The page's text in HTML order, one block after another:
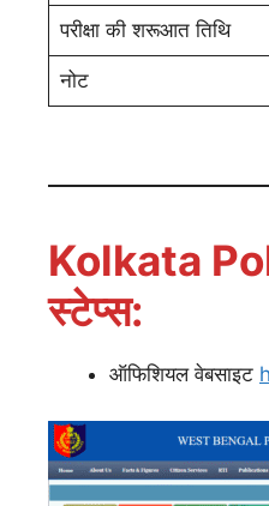
परीक्षा की शरूआत तिथि
नोट
Kolkata
स्टेप्स:
ऑफिशियल वेबसाइट